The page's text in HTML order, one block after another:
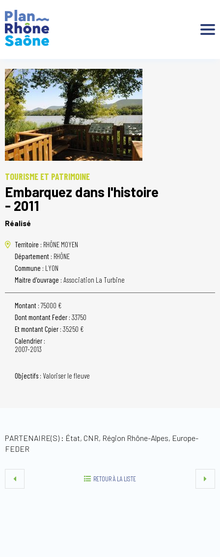
TOURISME ET PATRIMOINE
Embarquez dans l'histoire
- 2011
Réalisé
Territoire : RHÔNE MOYEN
Département : RHÔNE
Commune : LYON
Maitre d'ouvrage : Association La Turbine
Montant : 75000 €
Dont montant Feder : 33750
Et montant Cpier : 35250 €
Calendrier :
2007-2013
Objectifs : Valoriser le fleuve
PARTENAIRE(S) : État, CNR, Région Rhône-Alpes, Europe-
FEDER
RETOUR À LA LISTE